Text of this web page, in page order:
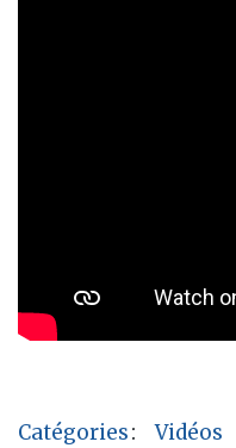
Catégories: Vidéos